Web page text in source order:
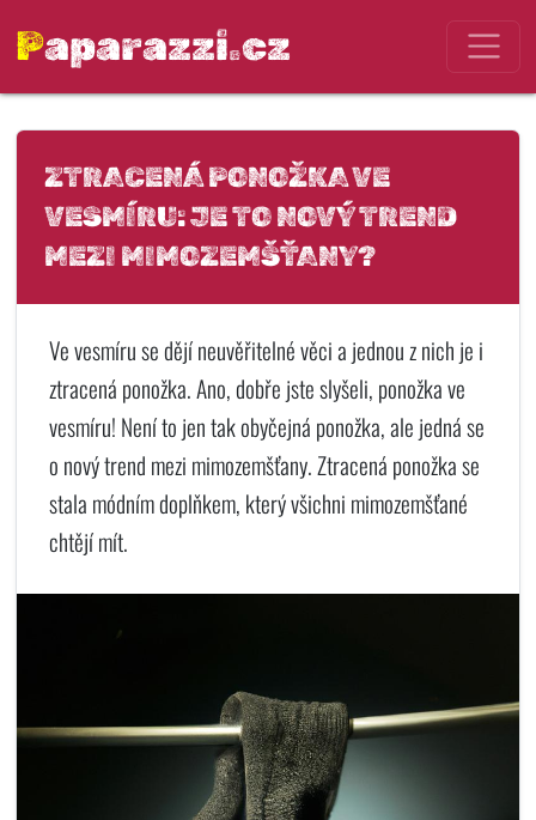
Paparazzi.cz
ZTRACENÁ PONOŽKA VE
VESMÍRU: JE TO NOVÝ TREND
MEZI MIMOZEMŠŤANY?
Ve vesmíru se dějí neuvěřitelné věci a jednou z nich je i
ztracená ponožka. Ano, dobře jste slyšeli, ponožka ve
vesmíru! Není to jen tak obyčejná ponožka, ale jedná se
o nový trend mezi mimozemšťany. Ztracená ponožka se
stala módním doplňkem, který všichni mimozemšťané
chtějí mít.